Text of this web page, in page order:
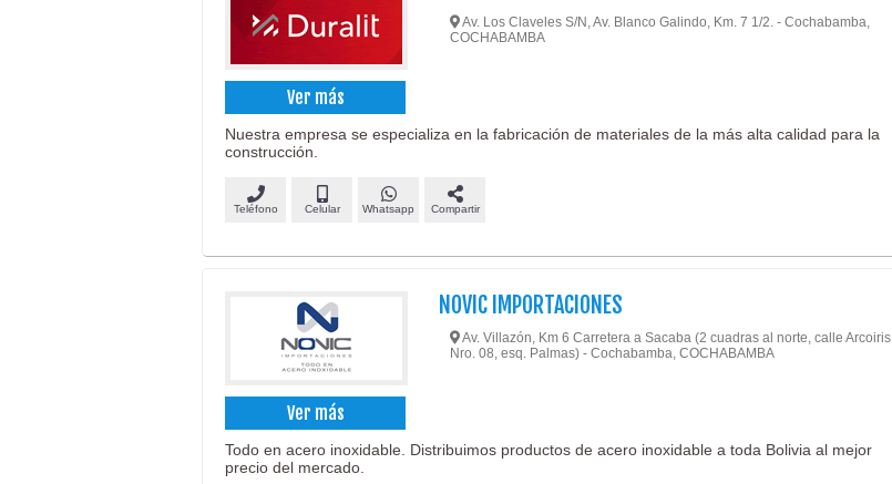
Ver más
Av. Los Claveles S/N, Av. Blanco Galindo, Km. 7 1/2. - Cochabamba,
COCHABAMBA
Nuestra empresa se especializa en la fabricación de materiales de la más alta calidad para la
construcción.
Teléfono Celular Whatsapp Compartir
Ver más
NOVIC IMPORTACIONES
Av. Villazón, Km 6 Carretera a Sacaba (2 cuadras al norte, calle Arcoiris
Nro. 08, esq. Palmas) - Cochabamba, COCHABAMBA
Todo en acero inoxidable. Distribuimos productos de acero inoxidable a toda Bolivia al mejor
precio del mercado.